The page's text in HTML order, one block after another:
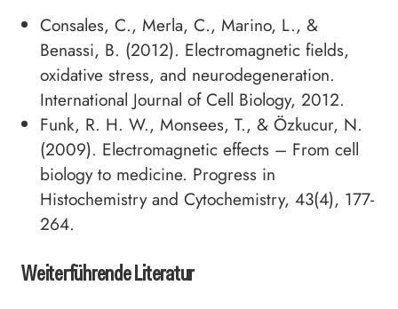
Consales, C., Merla, C., Marino, L., &
Benassi, B. (2012). Electromagnetic fields,
oxidative stress, and neurodegeneration.
International Journal of Cell Biology, 2012.
Funk, R. H. W., Monsees, T., & Özkucur, N.
(2009). Electromagnetic effects – From cell
biology to medicine. Progress in
Histochemistry and Cytochemistry, 43(4), 177-
264.
Weiterführende Literatur